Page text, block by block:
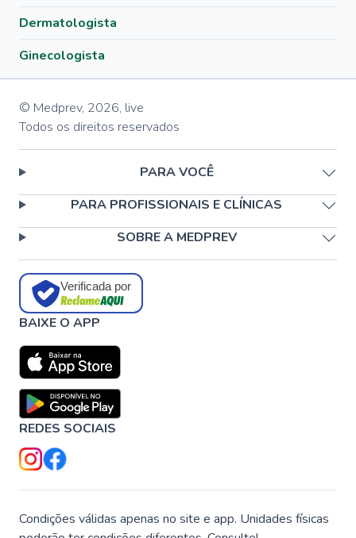
Dermatologista
Ginecologista
© Medprev, 2026, live
Todos os direitos reservados
PARA VOCÊ
PARA PROFISSIONAIS E CLÍNICAS
SOBRE A MEDPREV
Verificada por
BAIXE O APP
REDES SOCIAIS
Condições válidas apenas no site e app. Unidades físicas